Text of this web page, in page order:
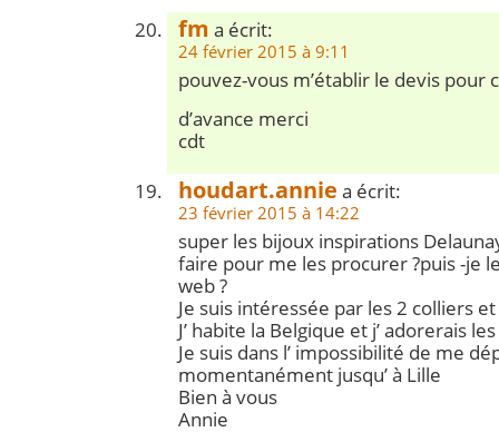
fm a écrit:
24 février 2015 à 9:11
pouvez-vous m’établir le devis pour
d’avance merci
cdt
houdart.annie a écrit:
23 février 2015 à 14:22
super les bijoux inspirations
faire pour me les procurer ?puis -je
web ?
Je suis intéressée par les 2 colliers
J’ habite la Belgique et j’ adorerais
Je suis dans l’ impossibilité de me
momentanément jusqu’ à Lille
Bien à vous
Annie